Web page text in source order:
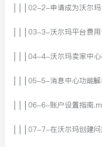
│││02-2-申请成为沃尔
│││03-3-沃尔玛平台费
│││04-4-沃尔玛卖家中
│││05-5-消息中心功能
│││06-6-账户设置指南
│││07-7-在沃尔玛创建